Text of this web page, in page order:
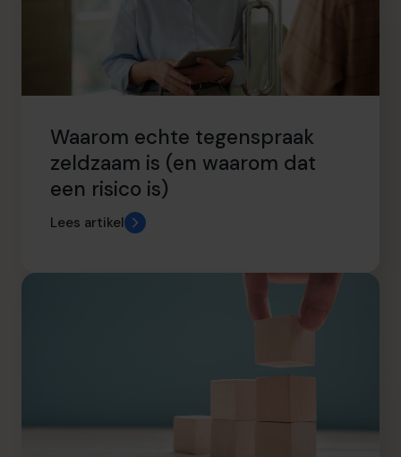
Waarom echte tegenspraak
zeldzaam is (en waarom dat
een risico is)
Lees artikel